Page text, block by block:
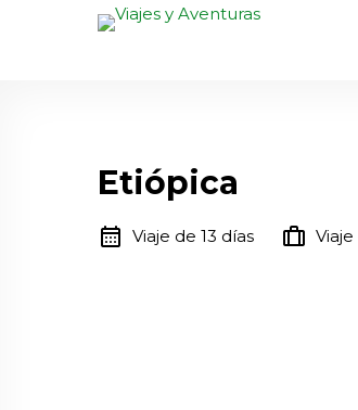
Etiópica
calendar_month Viaje de 13 días trip